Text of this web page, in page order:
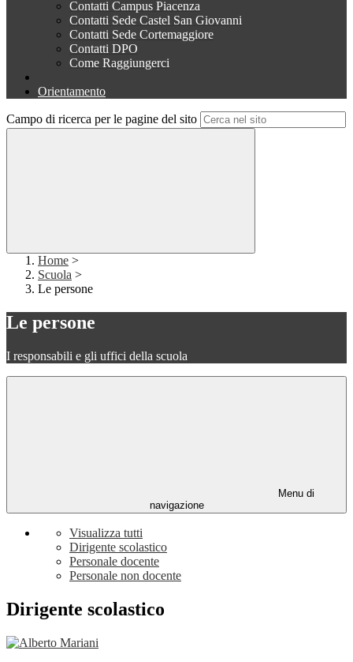
Contatti Campus Piacenza
Contatti Sede Castel San Giovanni
Contatti Sede Cortemaggiore
Contatti DPO
Come Raggiungerci
Orientamento
Campo di ricerca per le pagine del sito
Home >
Scuola >
Le persone
Le persone
I responsabili e gli uffici della scuola
Menu di
navigazione
Visualizza tutti
Dirigente scolastico
Personale docente
Personale non docente
Dirigente scolastico